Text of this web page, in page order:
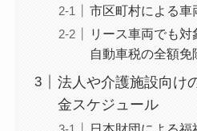
市区町村による車
リース車両でも
自動車税の全額免
法人や介護施設向け
金スケジュール